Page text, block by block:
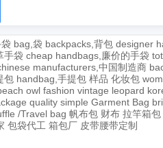
bag,袋 backpacks,背包 designer
手袋 cheap handbags,廉价的手袋
manufacturers,中国制造商
包 handbag,手提包 样品 化妆包
owl fashion vintage leopard
quality simple Garment Bag
/Travel bag 帆布包 财布 拉竿箱包
包袋代工 箱包厂 皮带腰带定制